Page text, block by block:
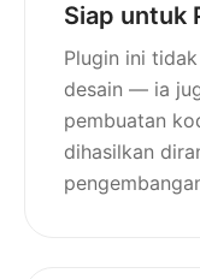
Siap untuk
Plugin ini
desain — ia
pembuatan
dihasilkan